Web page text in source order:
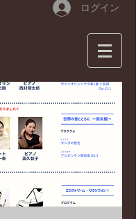
ログイン